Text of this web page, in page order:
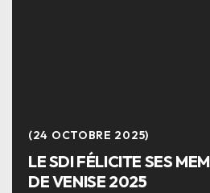
24 OCTOBRE 2025
LE SDI FÉLICITE SES
DE VENISE 2025